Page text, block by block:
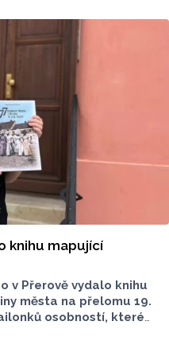
bylo 45 548,
domácích hostů
navštívilo 174 882
procenta méně. Celkový
4,7 procenta. Údaje
(ČSÚ).
knihu mapující
v Přerově vydalo knihu
města na přelomu 19.
osobností, které